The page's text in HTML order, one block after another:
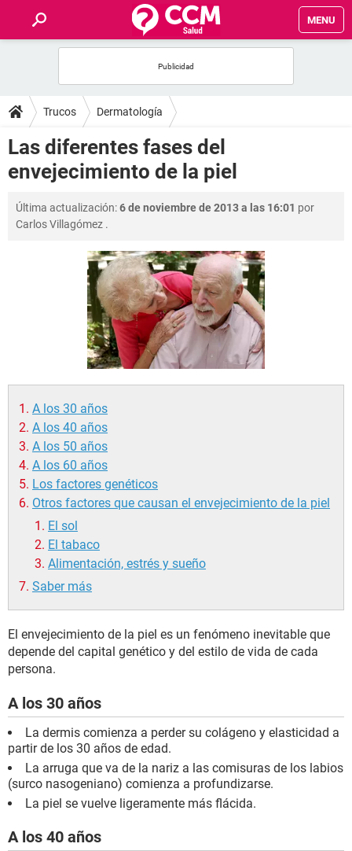
MENU
FOROS
SALUD
FAMILIA
NUTRICIÓN
Trucos Dermatología
Las diferentes fases del
envejecimiento de la piel
Última actualización:6 de noviembre de 2013 a las 16:01 por
Carlos Villagómez .
A los 30 años
A los 40 años
A los 50 años
A los 60 años
Los factores genéticos
Otros factores que causan el envejecimiento de la piel
El sol
El tabaco
Alimentación, estrés y sueño
Saber más
El envejecimiento de la piel es un fenómeno inevitable que
depende del capital genético y del estilo de vida de cada
persona.
A los 30 años
La dermis comienza a perder su colágeno y elasticidad a
partir de los 30 años de edad.
La arruga que va de la nariz a las comisuras de los labios
(surco nasogeniano) comienza a profundizarse.
La piel se vuelve ligeramente más flácida.
A los 40 años